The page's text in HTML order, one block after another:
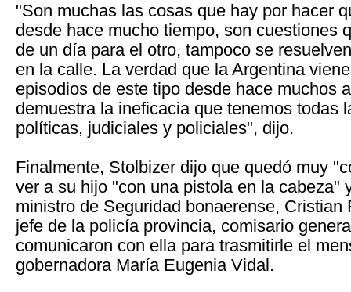
"Son muchas las cosas que hay por hacer
desde hace mucho tiempo, son cuestiones
de un día para el otro, tampoco se
en la calle. La verdad que la Argentina
episodios de este tipo desde hace muchos
demuestra la ineficacia que tenemos todas
políticas, judiciales y policiales", dijo.
Finalmente, Stolbizer dijo que quedó muy
ver a su hijo "con una pistola en la cabeza"
ministro de Seguridad bonaerense, Cristian
jefe de la policía provincia, comisario
comunicaron con ella para trasmitirle el
gobernadora María Eugenia Vidal.